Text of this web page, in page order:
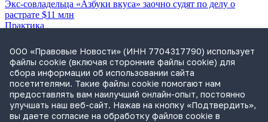
Экс-совладельца «Азбуки вкуса» заочно судят по делу о
растрате $11 млн
Практика
Суд не признал решение SCC по взысканию с российской
компании
Международная практика
, 17:01
Дроны могут начать применять для фиксации нарушений
ПДД
Практика
ООО «Правовые Новости» (ИНН 7704317790) использует
файлы cookie (включая сторонние файлы cookie) для
сбора информации об использовании сайта
посетителями. Такие файлы cookie помогают нам
предоставлять вам наилучший онлайн-опыт, постоянно
улучшать наш веб-сайт. Нажав на кнопку «Подтвердить»,
вы даете согласие на обработку файлов cookie в